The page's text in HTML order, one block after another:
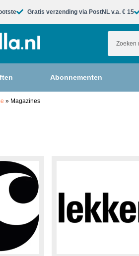
Gratis verzending via PostNL v.a. € 15
Abonnementen
» Magazines